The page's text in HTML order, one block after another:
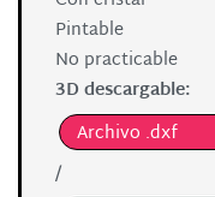
Pintable
No practicable
3D descargable:
Archivo .dxf
/